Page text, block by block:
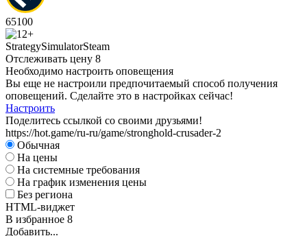
65100
StrategySimulatorSteam
Отслеживать цену 8
Необходимо настроить оповещения
Вы еще не настроили предпочитаемый способ получения
оповещений. Сделайте это в настройках сейчас!
Настроить
Поделитесь ссылкой со своими друзьями!
https://hot.game/ru-ru/game/stronghold-crusader-2
Обычная
На цены
На системные требования
На график изменения цены
Без региона
HTML-виджет
В избранное 8
Добавить...